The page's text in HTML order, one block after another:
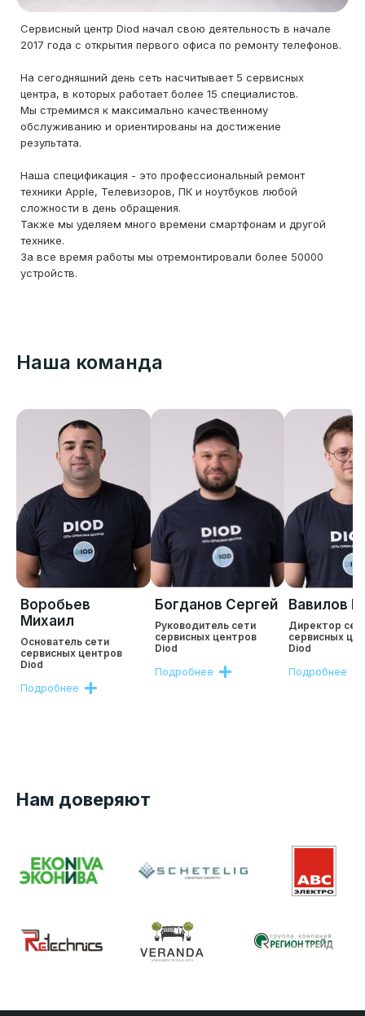
Сервисный центр Diod начал свою деятельность в начале
2017 года с открытия первого офиса по ремонту телефонов.
На сегодняшний день сеть насчитывает 5 сервисных
центра, в которых работает более 15 специалистов.
Мы стремимся к максимально качественному
обслуживанию и ориентированы на достижение
результата.
Наша спецификация - это профессиональный ремонт
техники Apple, Телевизоров, ПК и ноутбуков любой
сложности в день обращения.
Также мы уделяем много времени смартфонам и другой
технике.
За все время работы мы отремонтировали более 50000
устройств.
Наша команда
Воробьев
Михаил
Основатель сети
сервисных центров
Diod
Подробнее
Богданов Сергей
Руководитель сети
сервисных центров
Diod
Подробнее
Вавилов
Директор
сервисных
Diod
Подробнее
Нам доверяют